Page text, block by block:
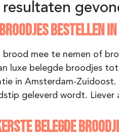
resultaten
BESTELLEN
brood mee te nemen of
luxe belegde broodjes
in Amsterdam-
geleverd wordt. Liever
BELEGDE